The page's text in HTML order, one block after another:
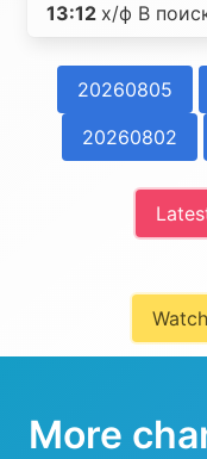
13:12 х/ф В
20260805
20260802
More